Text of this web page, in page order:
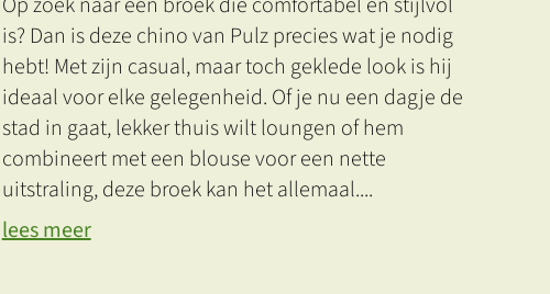
is? Dan is deze chino van Pulz precies wat je nodig
hebt! Met zijn casual, maar toch geklede look is hij
ideaal voor elke gelegenheid. Of je nu een dagje de
stad in gaat, lekker thuis wilt loungen of hem
combineert met een blouse voor een nette
uitstraling, deze broek kan het allemaal....
lees meer